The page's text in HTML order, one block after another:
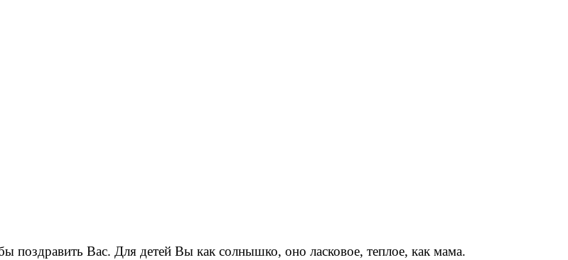
Вас. Для детей Вы как солнышко, оно ласковое, теплое, как мама.